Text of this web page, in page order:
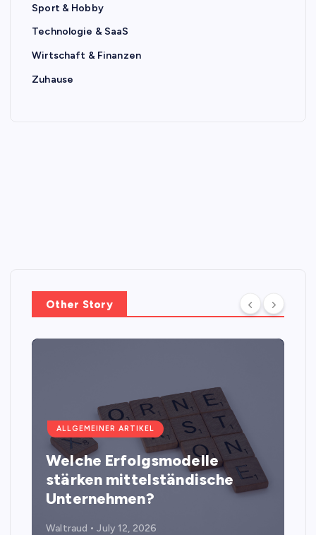
Sport & Hobby
Technologie & SaaS
Wirtschaft & Finanzen
Zuhause
Other Story
ALLGEMEINER ARTIKEL
Welche Erfolgsmodelle
stärken mittelständische
Unternehmen?
Waltraud July 12, 2026